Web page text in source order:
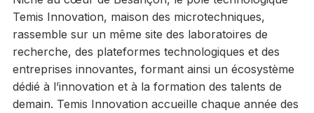
Temis Innovation, maison des microtechniques,
rassemble sur un même site des laboratoires de
recherche, des plateformes technologiques et des
entreprises innovantes, formant ainsi un écosystème
dédié à l’innovation et à la formation des talents de
demain. Temis Innovation accueille chaque année des